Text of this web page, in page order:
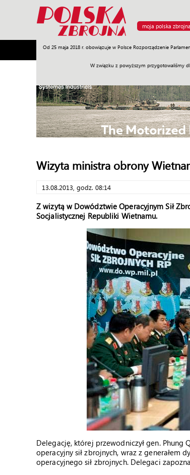
moja polska zbrojna
Od 25 maja 2018 r. obowiązuje w Polsce Rozporządzenie
W związku z powyższym przygotowaliśmy
Armia Poligon Sprzęt Misje Polityka
Wizyta ministra obrony
13.08.2013, godz. 08:14
Z wizytą w Dowództwie Operacyjnym Sił
Socjalistycznej Republiki Wietnamu.
Delegację, której przewodniczył gen. Phung
operacyjny sił zbrojnych, wraz z generałem
operacyjnego sił zbrojnych. Delegaci